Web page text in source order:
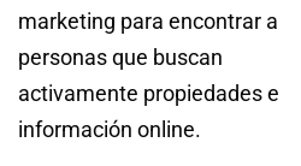
marketing para encontrar a
personas que buscan
activamente propiedades e
información online.